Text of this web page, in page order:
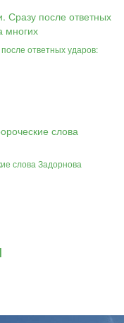
ответных ударов:
слова Задорнова